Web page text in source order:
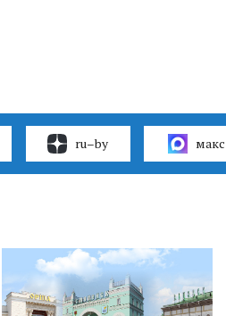
ru–by макс